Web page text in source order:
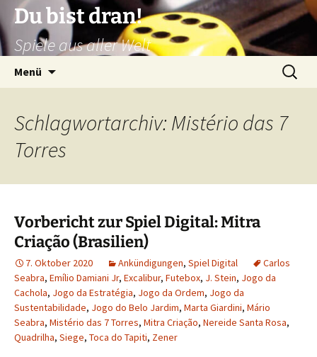
Zum
Inhalt
springen
Du bist dran!
Spiele aus aller Welt
Menü
Suchen
nach:
Schlagwortarchiv: Mistério das 7
Torres
Vorbericht zur Spiel Digital: Mitra
Criação (Brasilien)
7. Oktober 2020 Ankündigungen, Spiel Digital
Carlos
Seabra, Emílio Damiani Jr, Excalibur, Futebox, J. Stein, Jogo da
Cachola, Jogo da Estratégia, Jogo da Ordem, Jogo da
Sustentabilidade, Jogo do Belo Jardim, Marta Giardini, Mário
Seabra, Mistério das 7 Torres, Mitra Criação, Nereide Santa Rosa,
Quadrilha, Siege, Toca do Tapiti, Zener